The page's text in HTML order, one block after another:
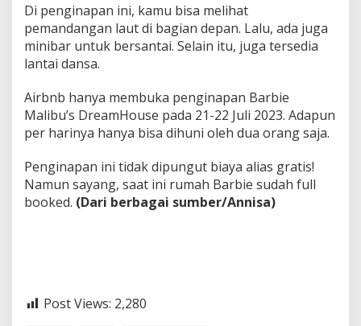
Di penginapan ini, kamu bisa melihat
pemandangan laut di bagian depan. Lalu, ada juga
minibar untuk bersantai. Selain itu, juga tersedia
lantai dansa.
Airbnb hanya membuka penginapan Barbie
Malibu’s DreamHouse pada 21-22 Juli 2023. Adapun
per harinya hanya bisa dihuni oleh dua orang saja.
Penginapan ini tidak dipungut biaya alias gratis!
Namun sayang, saat ini rumah Barbie sudah full
booked. (Dari berbagai sumber/Annisa)
Post Views: 2,280